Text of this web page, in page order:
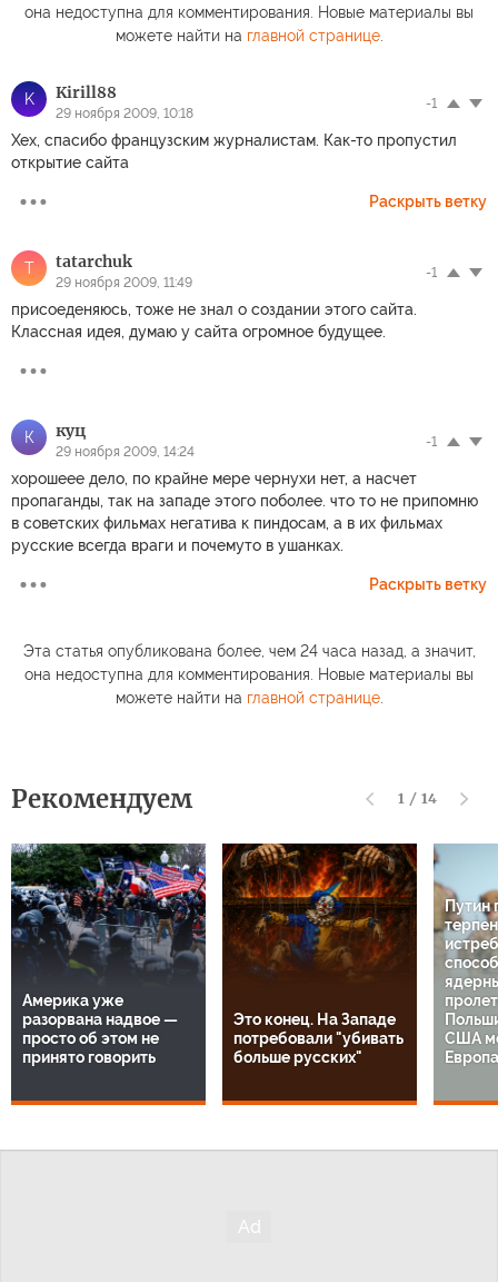
она недоступна для комментирования. Новые материалы вы
можете найти на главной странице.
K Kirill88
29 ноября 2009, 10:18
-1
Хех, спасибо французским журналистам. Как-то пропустил
открытие сайта
Раскрыть ветку
T tatarchuk
29 ноября 2009, 11:49
-1
присоеденяюсь, тоже не знал о создании этого сайта.
Классная идея, думаю у сайта огромное будущее.
К куц
29 ноября 2009, 14:24
-1
хорошеее дело, по крайне мере чернухи нет, а насчет
пропаганды, так на западе этого поболее. что то не припомню
в советских фильмах негатива к пиндосам, а в их фильмах
русские всегда враги и почемуто в ушанках.
Раскрыть ветку
Эта статья опубликована более, чем 24 часа назад, а значит,
она недоступна для комментирования. Новые материалы вы
можете найти на главной странице.
Рекомендуем 1 / 14
Америка уже
разорвана надвое —
просто об этом не
принято говорить
Это конец. На Западе
потребовали "убивать
больше русских"
Путин
США